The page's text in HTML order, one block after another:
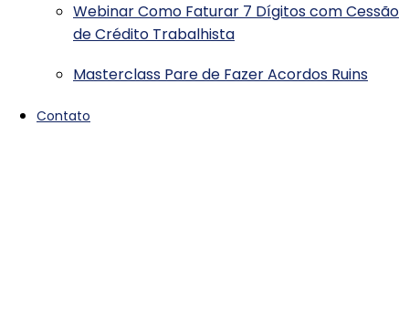
Webinar Como Faturar 7 Dígitos com Cessão
de Crédito Trabalhista
Masterclass Pare de Fazer Acordos Ruins
Contato